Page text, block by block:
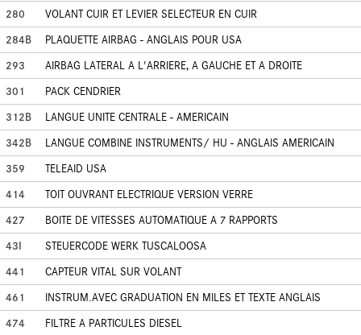
280
VOLANT CUIR ET LEVIER SELECTEUR EN CUIR
284B
PLAQUETTE AIRBAG - ANGLAIS POUR USA
293
AIRBAG LATERAL A L'ARRIERE, A GAUCHE ET A DROITE
301
PACK CENDRIER
312B
LANGUE UNITE CENTRALE - AMERICAIN
342B
LANGUE COMBINE INSTRUMENTS/ HU - ANGLAIS AMERICAIN
359
TELEAID USA
414
TOIT OUVRANT ELECTRIQUE VERSION VERRE
427
BOITE DE VITESSES AUTOMATIQUE A 7 RAPPORTS
43I
STEUERCODE WERK TUSCALOOSA
441
CAPTEUR VITAL SUR VOLANT
461
INSTRUM.AVEC GRADUATION EN MILES ET TEXTE ANGLAIS
474
FILTRE A PARTICULES DIESEL